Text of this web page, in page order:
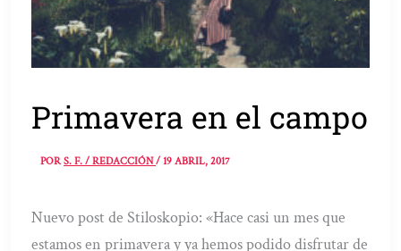
Primavera en el campo
PORS. F. / REDACCIÓN/19 ABRIL, 2017
Nuevo post de Stiloskopio: «Hace casi un mes que
estamos en primavera y ya hemos podido disfrutar de